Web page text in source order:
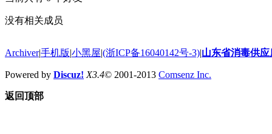
没有相关成员
Archiver|手机版|小黑屋|(浙ICP备16040142号-3)|山东省消毒供
Powered by Discuz! X3.4© 2001-2013 Comsenz Inc.
返回顶部